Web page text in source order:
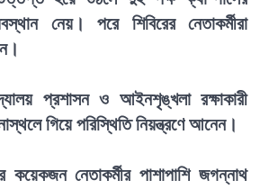
নেয়। পরে শিবিরের নেতাকর্মীরা
প্রশাসন ও আইনশৃঙ্খলা রক্ষাকারী
গিয়ে পরিস্থিতি নিয়ন্ত্রণে আনেন।
কয়েকজন নেতাকর্মীর পাশাপাশি জগন্নাথ